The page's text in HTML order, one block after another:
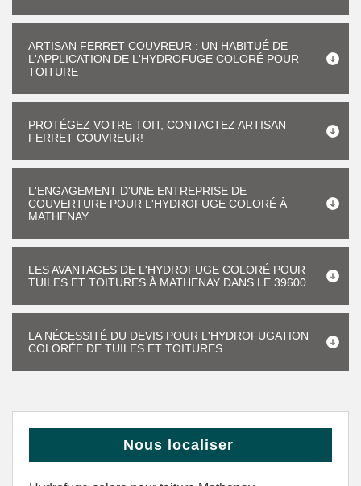
ARTISAN FERRET COUVREUR : UN HABITUÉ DE
L'APPLICATION DE L'HYDROFUGE COLORÉ POUR
TOITURE
PROTÉGEZ VOTRE TOIT, CONTACTEZ ARTISAN
FERRET COUVREUR!
L'ENGAGEMENT D'UNE ENTREPRISE DE
COUVERTURE POUR L'HYDROFUGE COLORÉ À
MATHENAY
LES AVANTAGES DE L'HYDROFUGE COLORÉ POUR
TUILES ET TOITURES À MATHENAY DANS LE 39600
LA NÉCESSITÉ DU DEVIS POUR L'HYDROFUGATION
COLORÉE DE TUILES ET TOITURES
Nous localiser